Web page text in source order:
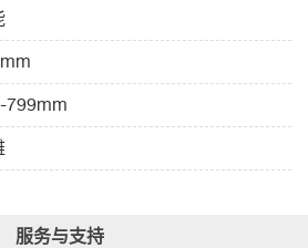
799mm
服务与支持